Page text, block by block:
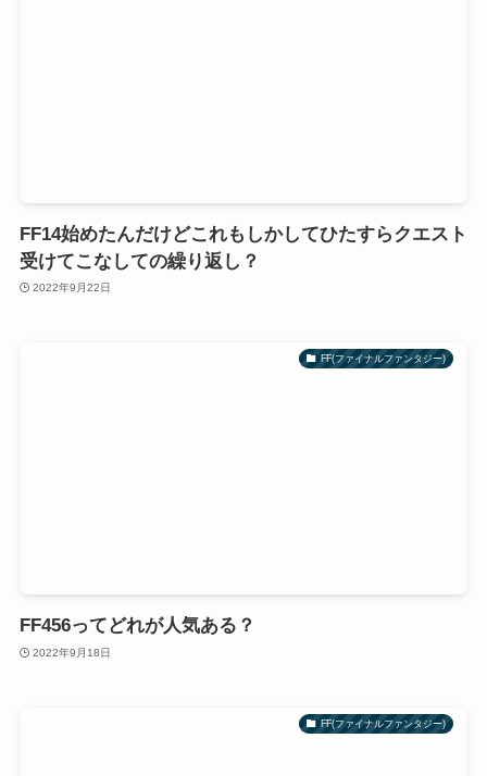
FF14始めたんだけどこれもしかしてひたすらクエスト
受けてこなしての繰り返し？
2022年9月22日
FF(ファイナルファンタジー)
FF456ってどれが人気ある？
2022年9月18日
FF(ファイナルファンタジー)